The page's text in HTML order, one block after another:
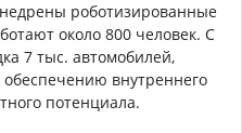
роботизированные
около 800 человек. С
7 тыс. автомобилей,
обеспечению внутреннего
потенциала.